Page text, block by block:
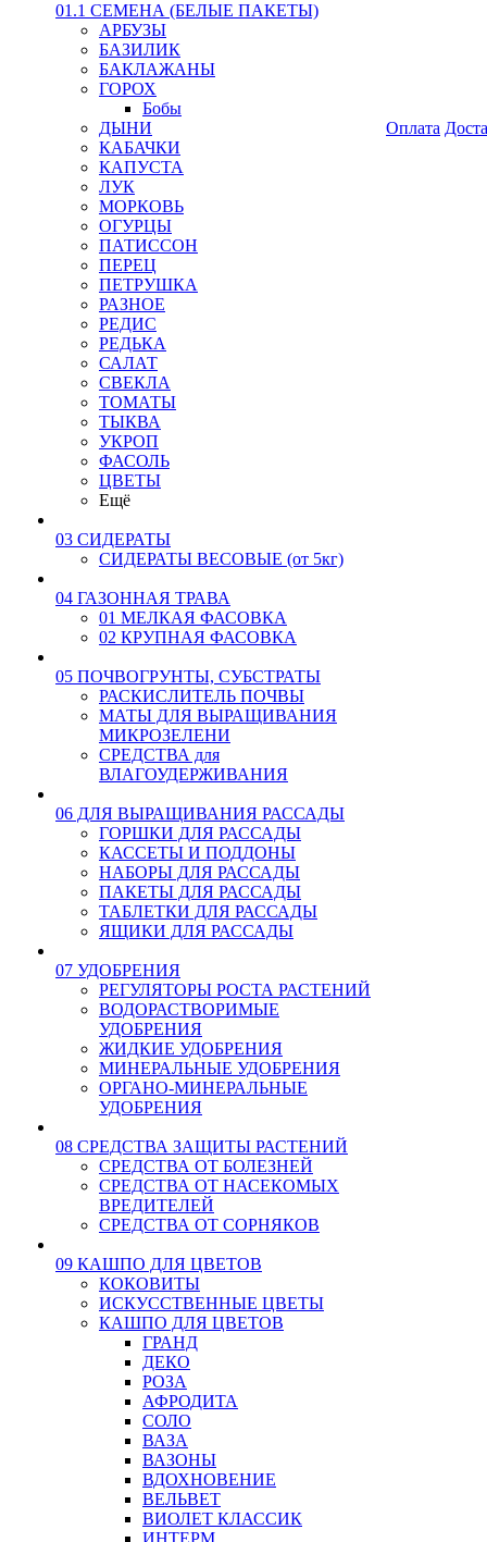
01.1 СЕМЕНА (БЕЛЫЕ ПАКЕТЫ)
АРБУЗЫ
БАЗИЛИК
БАКЛАЖАНЫ
ГОРОХ
Бобы
ДЫНИ
КАБАЧКИ
КАПУСТА
ЛУК
МОРКОВЬ
ОГУРЦЫ
ПАТИССОН
ПЕРЕЦ
ПЕТРУШКА
РАЗНОЕ
РЕДИС
РЕДЬКА
САЛАТ
СВЕКЛА
ТОМАТЫ
ТЫКВА
УКРОП
ФАСОЛЬ
ЦВЕТЫ
Ещё
03 СИДЕРАТЫ
СИДЕРАТЫ ВЕСОВЫЕ (от 5кг)
04 ГАЗОННАЯ ТРАВА
01 МЕЛКАЯ ФАСОВКА
02 КРУПНАЯ ФАСОВКА
05 ПОЧВОГРУНТЫ, СУБСТРАТЫ
РАСКИСЛИТЕЛЬ ПОЧВЫ
МАТЫ ДЛЯ ВЫРАЩИВАНИЯ
МИКРОЗЕЛЕНИ
СРЕДСТВА для
ВЛАГОУДЕРЖИВАНИЯ
06 ДЛЯ ВЫРАЩИВАНИЯ РАССАДЫ
ГОРШКИ ДЛЯ РАССАДЫ
КАССЕТЫ И ПОДДОНЫ
НАБОРЫ ДЛЯ РАССАДЫ
ПАКЕТЫ ДЛЯ РАССАДЫ
ТАБЛЕТКИ ДЛЯ РАССАДЫ
ЯЩИКИ ДЛЯ РАССАДЫ
07 УДОБРЕНИЯ
РЕГУЛЯТОРЫ РОСТА РАСТЕНИЙ
ВОДОРАСТВОРИМЫЕ
УДОБРЕНИЯ
ЖИДКИЕ УДОБРЕНИЯ
МИНЕРАЛЬНЫЕ УДОБРЕНИЯ
ОРГАНО-МИНЕРАЛЬНЫЕ
УДОБРЕНИЯ
08 СРЕДСТВА ЗАЩИТЫ РАСТЕНИЙ
СРЕДСТВА ОТ БОЛЕЗНЕЙ
СРЕДСТВА ОТ НАСЕКОМЫХ
ВРЕДИТЕЛЕЙ
СРЕДСТВА ОТ СОРНЯКОВ
09 КАШПО ДЛЯ ЦВЕТОВ
КОКОВИТЫ
ИСКУССТВЕННЫЕ ЦВЕТЫ
КАШПО ДЛЯ ЦВЕТОВ
ГРАНД
ДЕКО
РОЗА
АФРОДИТА
СОЛО
ВАЗА
ВАЗОНЫ
ВДОХНОВЕНИЕ
ВЕЛЬВЕТ
ВИОЛЕТ КЛАССИК
ИНТЕРМ
Оплата